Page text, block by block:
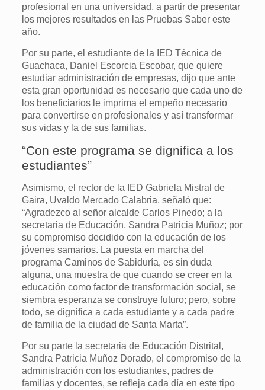
profesional en una universidad, a partir de presentar
los mejores resultados en las Pruebas Saber este
año.
Por su parte, el estudiante de la IED Técnica de
Guachaca, Daniel Escorcia Escobar, que quiere
estudiar administración de empresas, dijo que ante
esta gran oportunidad es necesario que cada uno de
los beneficiarios le imprima el empeño necesario
para convertirse en profesionales y así transformar
sus vidas y la de sus familias.
“Con este programa se dignifica a los
estudiantes”
Asimismo, el rector de la IED Gabriela Mistral de
Gaira, Uvaldo Mercado Calabria, señaló que:
“Agradezco al señor alcalde Carlos Pinedo; a la
secretaria de Educación, Sandra Patricia Muñoz; por
su compromiso decidido con la educación de los
jóvenes samarios. La puesta en marcha del
programa Caminos de Sabiduría, es sin duda
alguna, una muestra de que cuando se creer en la
educación como factor de transformación social, se
siembra esperanza se construye futuro; pero, sobre
todo, se dignifica a cada estudiante y a cada padre
de familia de la ciudad de Santa Marta”.
Por su parte la secretaria de Educación Distrital,
Sandra Patricia Muñoz Dorado, el compromiso de la
administración con los estudiantes, padres de
familias y docentes, se refleja cada día en este tipo